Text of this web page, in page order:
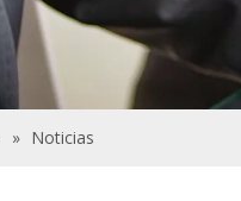
» Noticias